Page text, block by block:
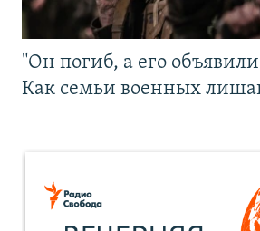
"Он погиб, а его
Как семьи военных